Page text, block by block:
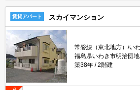
賃貸アパート スカイマンション
常磐線（東北地方）/い
福島県いわき市明治団地
築38年
2階建